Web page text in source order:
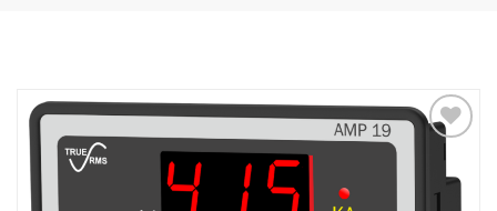
Add
to
wishlist